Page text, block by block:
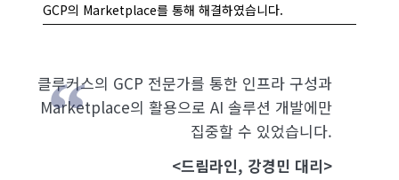
GCP의 Marketplace를 통해 해결하였습니다.
클루커스의 GCP 전문가를 통한 인프라 구성과
Marketplace의 활용으로 AI 솔루션 개발에만
집중할 수 있었습니다.
<드림라인, 강경민 대리>